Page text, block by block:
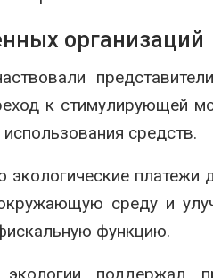
организаций
к стимулирующей
средств.
экологические
среду и
функцию.